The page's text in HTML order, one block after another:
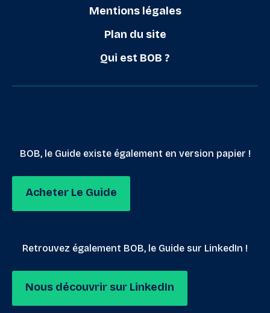
Mentions légales
Plan du site
Qui est BOB ?
BOB, le Guide existe également en version papier !
Acheter Le Guide
Retrouvez également BOB, le Guide sur LinkedIn !
Nous découvrir sur LinkedIn